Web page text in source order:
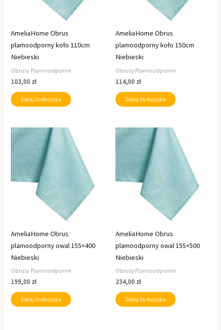
AmeliaHome Obrus
plamoodporny koło 110cm
Niebieski
Obrusy Plamoodporne
103,00 zł
Dodaj Do Koszyka
AmeliaHome Obrus
plamoodporny koło 150cm
Niebieski
Obrusy Plamoodporne
114,00 zł
Dodaj Do Koszyka
AmeliaHome Obrus
plamoodporny owal 155×400
Niebieski
Obrusy Plamoodporne
199,00 zł
Dodaj Do Koszyka
AmeliaHome Obrus
plamoodporny owal 155×500
Niebieski
Obrusy Plamoodporne
234,00 zł
Dodaj Do Koszyka